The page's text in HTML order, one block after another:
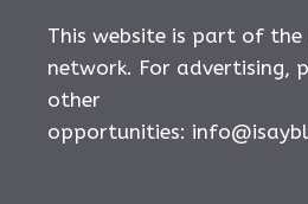
This website is part of the
network. For advertising,
other
opportunities: